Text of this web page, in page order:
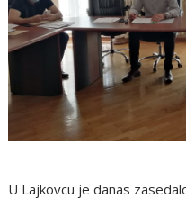
U Lajkovcu je danas